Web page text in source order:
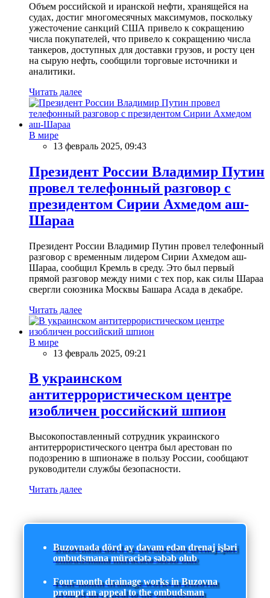
Объем российской и иранской нефти, хранящейся на
судах, достиг многомесячных максимумов, поскольку
ужесточение санкций США привело к сокращению
числа покупателей, что привело к сокращению числа
танкеров, доступных для доставки грузов, и росту цен
на сырую нефть, сообщили торговые источники и
аналитики.
Читать далее
В мире
13 февраль 2025, 09:43
Президент России Владимир Путин
провел телефонный разговор с
президентом Сирии Ахмедом аш-
Шараа
Президент России Владимир Путин провел телефонный
разговор с временным лидером Сирии Ахмедом аш-
Шараа, сообщил Кремль в среду. Это был первый
прямой разговор между ними с тех пор, как силы Шараа
свергли союзника Москвы Башара Асада в декабре.
Читать далее
В мире
13 февраль 2025, 09:21
В украинском
антитеррористическом центре
изобличен российский шпион
Высокопоставленный сотрудник украинского
антитеррористического центра был арестован по
подозрению в шпионаже в пользу России, сообщают
руководители службы безопасности.
Читать далее
Buzovnada dörd ay davam edən drenaj işləri
ombudsmana müraciətə səbəb olub
Four-month drainage works in Buzovna
prompt an appeal to the ombudsman